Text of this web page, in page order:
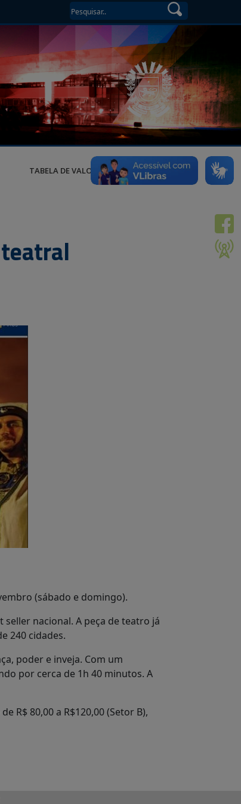
TABELA DE VALORES
(sábado e domingo).
nacional. A peça de teatro já
240 cidades.
poder e inveja. Com um
por cerca de 1h 40 minutos. A
R$ 80,00 a R$120,00 (Setor B),